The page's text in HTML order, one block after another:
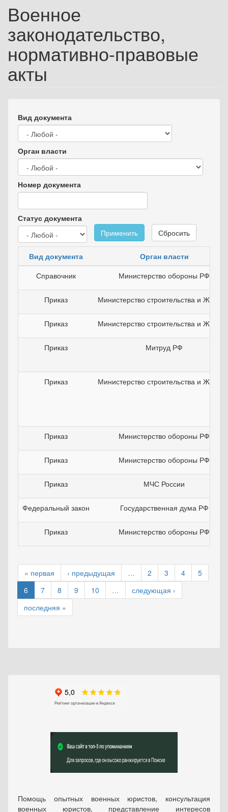
Военное
законодательство,
нормативно-правовые
акты
Вид документа
Орган власти
Номер документа
Статус документа
Применить
Сбросить
Вид документа
Орган власти
Справочник
Министерство обороны РФ
Приказ Министерство строительства и ЖКХ
Приказ Министерство строительства и ЖКХ
Приказ Митруд РФ
Приказ Министерство строительства и ЖКХ
Приказ Министерство обороны РФ
Приказ Министерство обороны РФ
Приказ МЧС России
Федеральный закон Государственная дума РФ
Приказ Министерство обороны РФ
« первая ‹ предыдущая … 2 3 4
5
6
7 8 9 10 …
следующая ›
последняя »
Помощь опытных военных юристов, консультация
военных юристов, представление интересов